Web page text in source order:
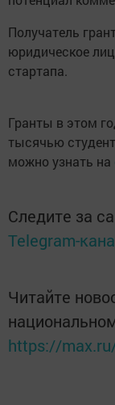
Получатель
юридическое
стартапа.
Гранты в этом
тысячью
можно узнать на
Следите за
Telegram-
Читайте
https://